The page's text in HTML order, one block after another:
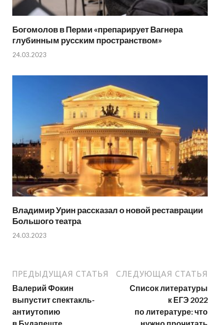
Богомолов в Перми «препарирует Вагнера
глубинным русским пространством»
24.03.2023
Владимир Урин рассказал о новой реставрации
Большого театра
24.03.2023
ПРЕДЫДУЩАЯ СТАТЬЯ
Валерий Фокин
выпустит спектакль-
антиутопию
в Будапеште
СЛЕДУЮЩАЯ СТАТЬЯ
Список литературы
к ЕГЭ 2022
по литературе: что
нужно прочитать